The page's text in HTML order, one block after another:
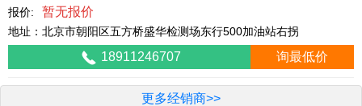
报价: 暂无报价
地址：北京市朝阳区五方桥盛华检测场东行500加油站右拐
18911246707 询最低价
更多经销商>>